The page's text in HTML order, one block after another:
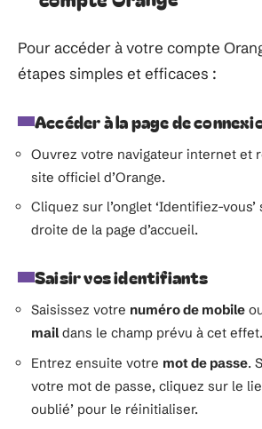
Pour accéder à votre compte
étapes simples et efficaces :
Accéder à la page de
Ouvrez votre navigateur internet et
site officiel d’Orange.
Cliquez sur l’onglet ‘Identifiez-
droite de la page d’accueil.
Saisir vos identifiants
Saisissez votre numéro de mobile
maildans le champ prévu à cet effet.
Entrez ensuite votre mot de passe.
votre mot de passe, cliquez sur le
oublié’ pour le réinitialiser.